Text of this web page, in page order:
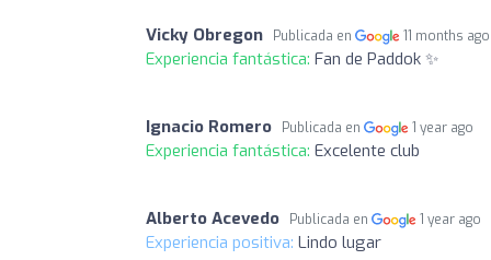
Vicky Obregon Publicada en 11 months ago
Experiencia fantástica: Fan de Paddok ✨
Ignacio Romero Publicada en 1 year ago
Experiencia fantástica: Excelente club
Alberto Acevedo Publicada en 1 year ago
Experiencia positiva: Lindo lugar